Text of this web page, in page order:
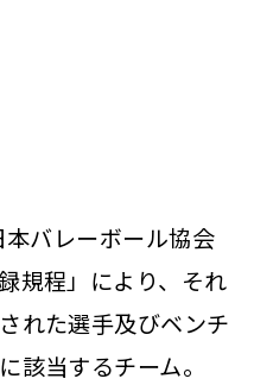
バレーボール協会
規程」により、それ
れた選手及びベンチ
該当するチーム。